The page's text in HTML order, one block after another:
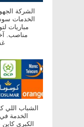
الشركة
الخدمات
الشباب اللي
الخدمة
الكبرى